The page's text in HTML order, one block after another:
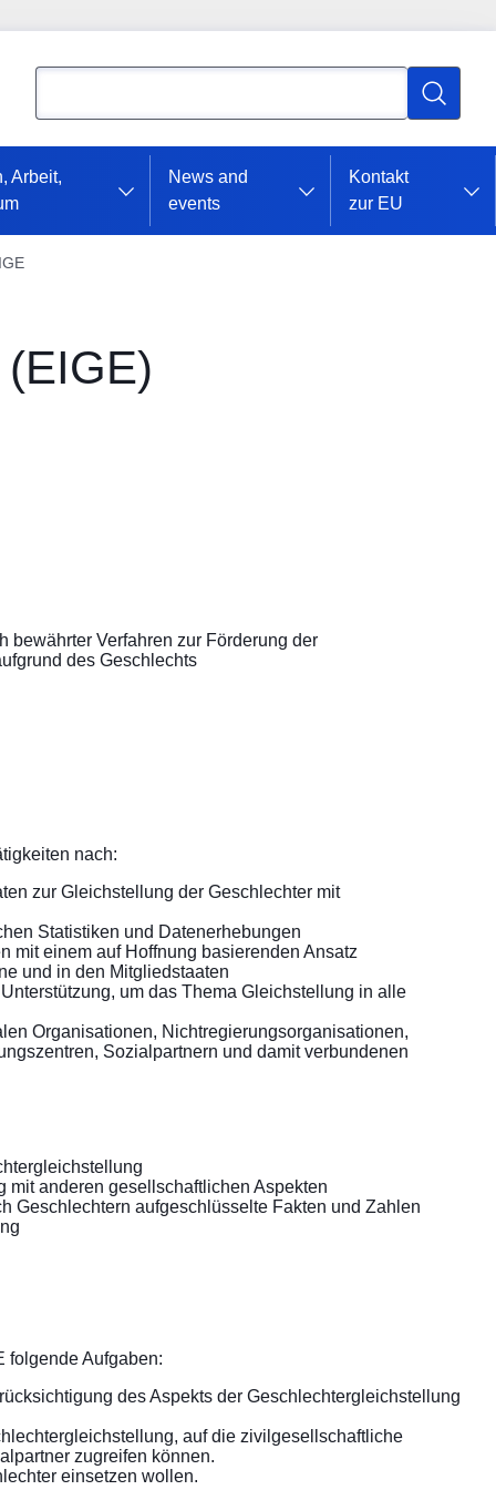
Suchen
Arbeit,
News and
events
Kontakt
zur EU
bewährter Verfahren zur Förderung der
des Geschlechts
nach:
zur Gleichstellung der Geschlechter mit
Statistiken und Datenerhebungen
mit einem auf Hoffnung basierenden Ansatz
und in den Mitgliedstaaten
um das Thema Gleichstellung in alle
Organisationen, Nichtregierungsorganisationen,
Sozialpartnern und damit verbundenen
mit anderen gesellschaftlichen Aspekten
Geschlechtern aufgeschlüsselte Fakten und Zahlen
folgende Aufgaben:
des Aspekts der Geschlechtergleichstellung
auf die zivilgesellschaftliche
zugreifen können.
einsetzen wollen.